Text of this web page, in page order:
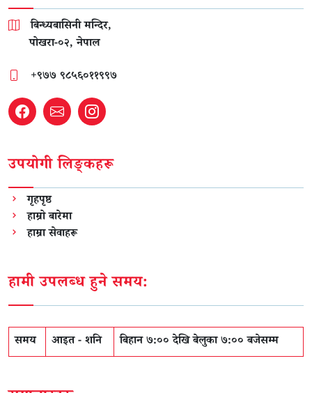
बिन्ध्यबासिनी मन्दिर,
पोखरा-०२, नेपाल
+९७७ ९८५६०११९९७
उपयोगी लिङ्कहरू
गृहपृष्ठ
हाम्रो बारेमा
हाम्रा सेवाहरू
हामी उपलब्ध हुने समय:
समय आइत - शनि बिहान ७:०० देखि बेलुका ७:०० बजेसम्म